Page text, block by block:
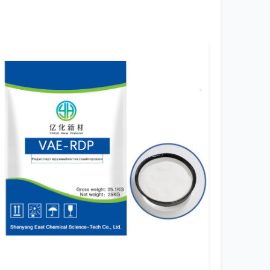
высокой влажности он может начать
Мы перешли на двухслойную упаковку:
резко сократило количество
мы оставили несколько образцов от
проверили чистоту методом ВЭЖХ. У
не только на выходе с производства,
или при производстве
деятельности — от литий-ионных
Их маркетинговая сеть,